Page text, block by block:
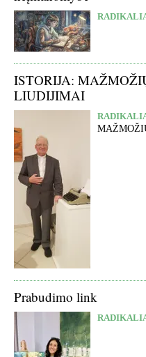
ISTORIJA:
LIUDIJIMAI
Prabudimo link